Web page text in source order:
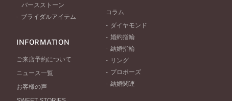
バースストーン
ブライダルアイテム
INFORMATION
ご来店予約について
ニュース一覧
お客様の声
コラム
ダイヤモンド
婚約指輪
結婚指輪
リング
プロポーズ
結婚関連